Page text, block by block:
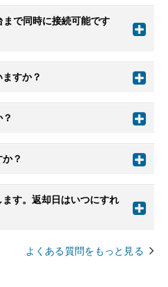
で同時に接続可能です
すか？
？
す。返却日はいつにすれ
よくある質問をもっと見る